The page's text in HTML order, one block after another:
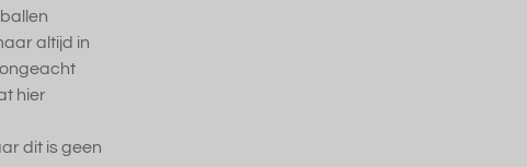
altijd in
hier
dit is geen